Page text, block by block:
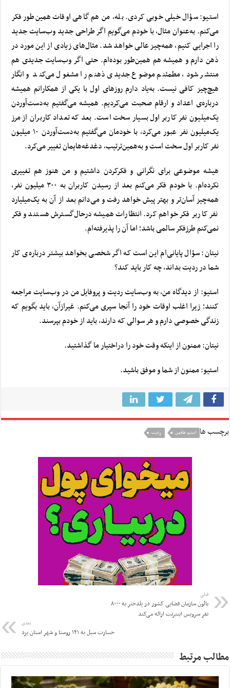
استیو: سؤال خیلی خوبی کردی. بله، من هم گاهی‌ اوقات همین‌طور فکر
می‌کنم. به‌عنوان مثال، با خودم می‌گویم اگر طراحی جدید وب‌سایت جدید
را اجرایی کنیم، همه‌چیز عالی خواهد شد. مثال‌های زیادی از این مورد در
ذهن دارم و همیشه هم همین‌طور بوده‌ام. حتی اگر وب‌سایت جدیدی هم
منتشر شود، مطمئنم موضوع جدیدی ذهنم را مشغول می‌کند و انگار
هیچ‌چیز کافی نیست.به‌یاد دارم روزهای اول با یکی از همکارانم همیشه
درباره‌ی اعداد و ارقام صحبت می‌کردیم. همیشه می‌گفتیم به‌دست‌آوردن
یک‌میلیون نفر کاربر اول بسیار سخت است. بعد که تعداد کاربران از مرز
یک‌میلیون نفر عبور می‌کرد، با خودمان می‌گفتیم به‌دست‌آوردن ۱۰ میلیون
نفر کاربر اول سخت است و به‌همین‌ترتیب، دغدغه‌هایمان تغییر می‌کرد.
هیشه موضوعی برای نگرانی و فکرکردن داشتیم و من هنوز هم تغییری
نکرده‌ام. با خودم فکر می‌کنم بعد از رسیدن کاربران به ۳۰۰ میلیون نفر،
همه‌چیز آسان‌تر و بهتر پیش خواهد رفت و می‌دانم بعد از آن به یک‌میلیارد
نفر کاربر فکر خواهم کرد. انتظارات همیشه در‌حال‌گسترش هستند و فکر
نمی‌کنم طرزفکر سالمی باشد؛ اما آن را پذیرفته‌ام.
نیتان: سؤال پایانی‌ام این است که اگر شخصی بخواهد بیشتر درباره‌ی کار
شما در ردیت بداند، چه کار باید کند؟
استیو: از دیدگاه من، به ‌وب‌سایت ردیت و پروفایل من در وب‌سایت مراجعه
کنند؛ زیرا اغلب اوقات خود را آنجا سپری می‌کنم. غیرازآن، باید بگویم که
زندگی خصوصی دارم و هر سوالی که دارند، باید از خودم بپرسند.
نیتان: ممنون از اینکه وقت خود را دراختیار ما گذاشتید.
استیو: ممنون از شما و موفق باشید.
برچسب ها استیو هافمن ردیت
قبلی
بالون سازمان فضایی کشور در پلدختر به ۸۰۰۰
نفر سرویس اینترنت ارائه می‌کند
بعدی
خسارت سیل به ۱۴۱ روستا و شهر استان یزد
مطالب مرتبط